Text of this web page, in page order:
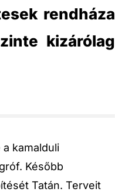
rendháza
kizárólag
kamalduli
Később
Tatán. Terveit